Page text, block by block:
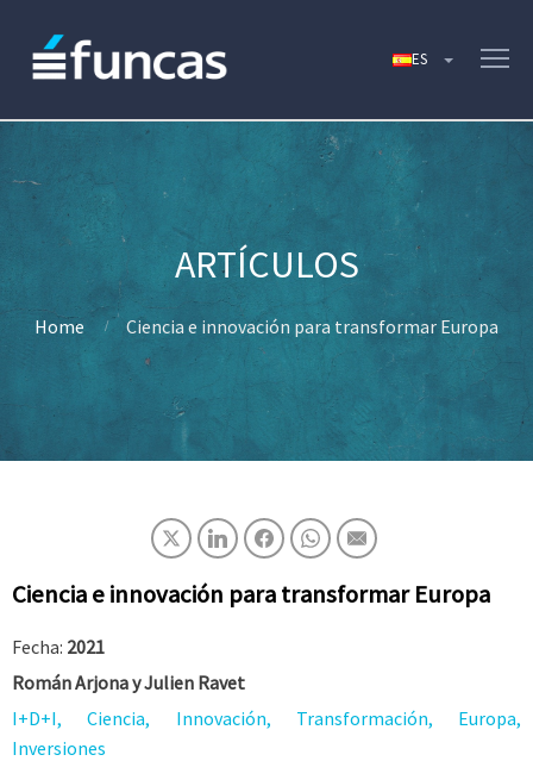
Home Ciencia e innovación para transformar Europa
Ciencia e innovación para transformar Europa
Fecha: 2021
Román Arjona y Julien Ravet
I+D+I, Ciencia, Innova­ción, Transformación, Europa,
Inversiones